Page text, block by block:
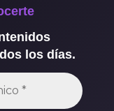
los días.